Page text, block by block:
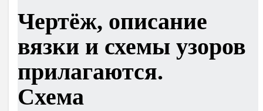
Чертёж, описание
вязки и схемы узоров
прилагаются.
Схема